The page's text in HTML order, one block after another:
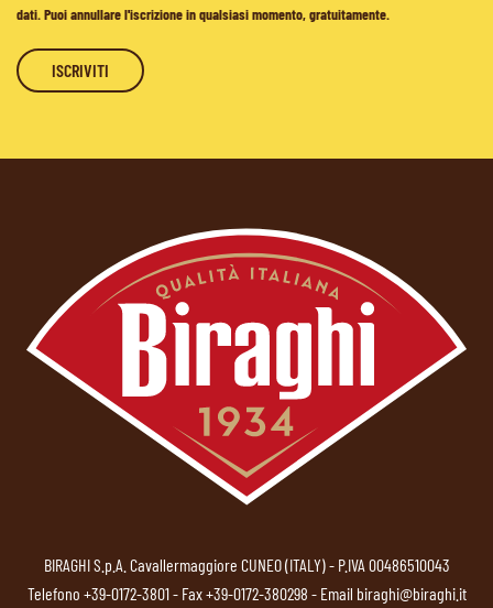
dati. Puoi annullare l'iscrizione in qualsiasi momento, gratuitamente.
BIRAGHI S.p.A. Cavallermaggiore CUNEO (ITALY) - P.IVA 00486510043
Telefono +39-0172-3801- Fax +39-0172-380298 - Email biraghi@biraghi.it